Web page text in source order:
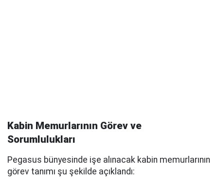
Kabin Memurlarının Görev ve
Sorumlulukları
Pegasus bünyesinde işe alınacak kabin memurlarının
görev tanımı şu şekilde açıklandı: